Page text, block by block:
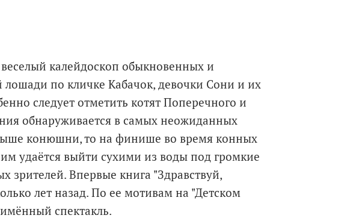
калейдоскоп обыкновенных и
по кличке Кабачок, девочки Сони и их
следует отметить котят Поперечного и
обнаруживается в самых неожиданных
конюшни, то на финише во время конных
удаётся выйти сухими из воды под громкие
зрителей. Впервые книга "Здравствуй,
лет назад. По ее мотивам на "Детском
спектакль.